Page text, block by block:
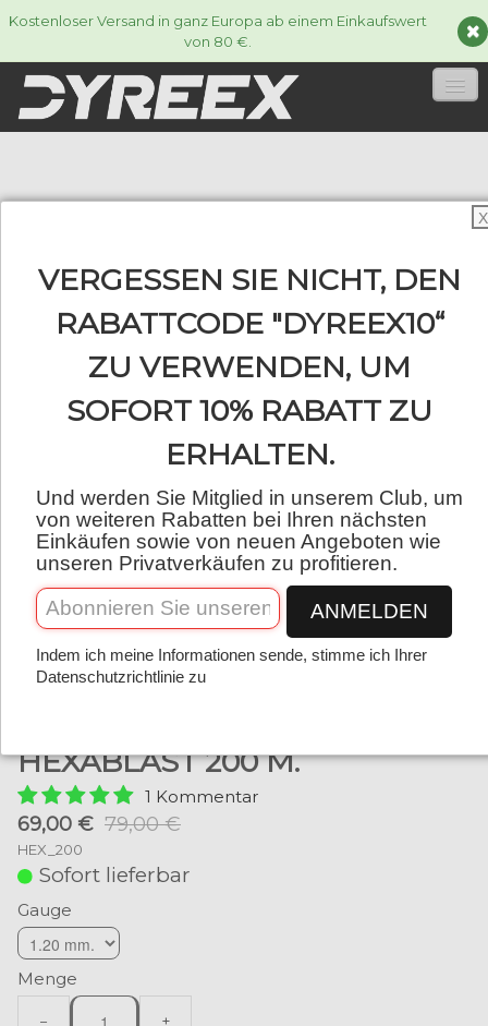
Kostenloser Versand in ganz Europa ab einem Einkaufswert
von 80 €.
TENNISSAITEN
INFORMATIONEN▼
0
Deutsch
HEXABLAST 200 M.
1 Kommentar
69,00 € 79,00 €
HEX_200
Sofort lieferbar
Gauge
Menge
− +
X
VERGESSEN SIE NICHT, DEN
RABATTCODE "DYREEX10“
ZU VERWENDEN, UM
SOFORT 10% RABATT ZU
ERHALTEN.
Und werden Sie Mitglied in unserem Club, um
von weiteren Rabatten bei Ihren nächsten
Einkäufen sowie von neuen Angeboten wie
unseren Privatverkäufen zu profitieren.
ANMELDEN
Indem ich meine Informationen sende, stimme ich Ihrer
Datenschutzrichtlinie zu